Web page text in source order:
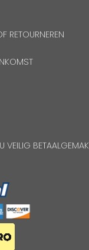
RETOURNEREN
VEILIG BETAALGEMAK